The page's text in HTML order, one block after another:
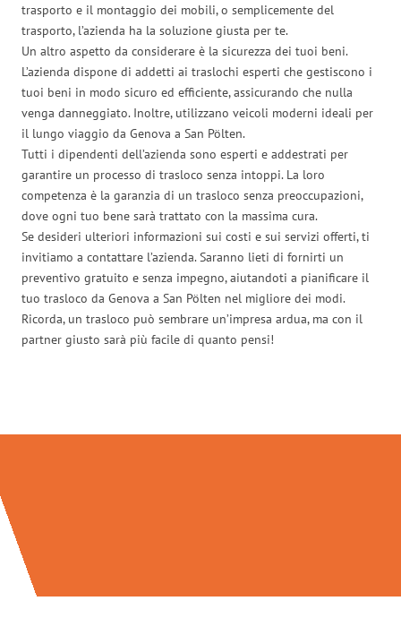
trasporto e il montaggio dei mobili, o semplicemente del
trasporto, l’azienda ha la soluzione giusta per te.
Un altro aspetto da considerare è la sicurezza dei tuoi beni.
L’azienda dispone di addetti ai traslochi esperti che gestiscono i
tuoi beni in modo sicuro ed efficiente, assicurando che nulla
venga danneggiato. Inoltre, utilizzano veicoli moderni ideali per
il lungo viaggio da Genova a San Pölten.
Tutti i dipendenti dell’azienda sono esperti e addestrati per
garantire un processo di trasloco senza intoppi. La loro
competenza è la garanzia di un trasloco senza preoccupazioni,
dove ogni tuo bene sarà trattato con la massima cura.
Se desideri ulteriori informazioni sui costi e sui servizi offerti, ti
invitiamo a contattare l’azienda. Saranno lieti di fornirti un
preventivo gratuito e senza impegno, aiutandoti a pianificare il
tuo trasloco da Genova a San Pölten nel migliore dei modi.
Ricorda, un trasloco può sembrare un’impresa ardua, ma con il
partner giusto sarà più facile di quanto pensi!